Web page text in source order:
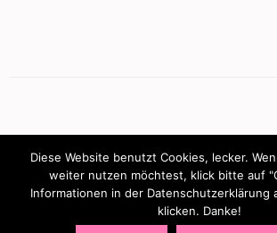
mamasbusiness.de
Diese Website benutzt Cookies, lecker.
weiter nutzen möchtest, klick bitte auf
Informationen in der Datenschutzerklärung
klicken. Danke!